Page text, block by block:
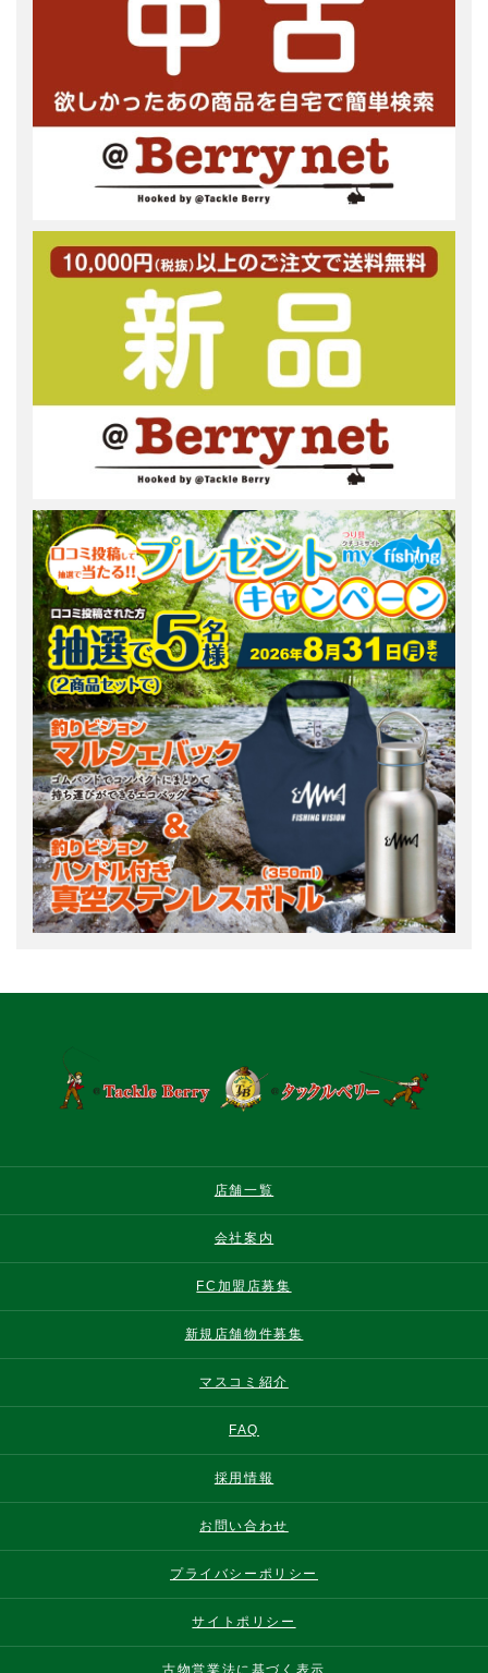
店舗一覧
会社案内
FC加盟店募集
新規店舗物件募集
マスコミ紹介
FAQ
採用情報
お問い合わせ
プライバシーポリシー
サイトポリシー
古物営業法に基づく表示